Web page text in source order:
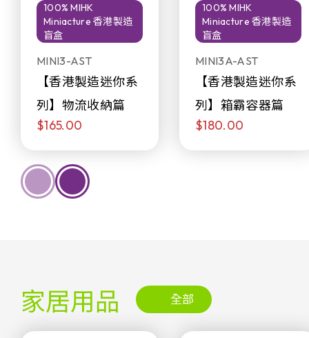
100% MIHK
Miniacture 香港製造
盲盒
MINI3-AST
【香港製造迷你系
列】物流收納篇
$165.00
100% MIHK
Miniacture 香港製造
盲盒
MINI3A-AST
【香港製造迷你系
列】箱霸容器篇
$180.00
家居用品 全部